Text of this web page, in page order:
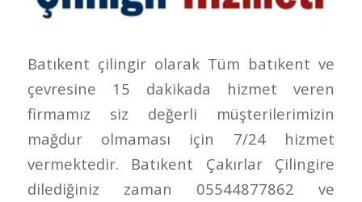
Batıkent çilingir olarak Tüm batıkent ve
çevresine 15 dakikada hizmet veren
firmamız siz değerli müşterilerimizin
mağdur olmaması için 7/24 hizmet
vermektedir. Batıkent Çakırlar Çilingire
dilediğiniz zaman 05544877862 ve